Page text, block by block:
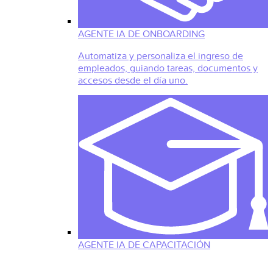
AGENTE IA DE ONBOARDING
Automatiza y personaliza el ingreso de
empleados, guiando tareas, documentos y
accesos desde el día uno.
AGENTE IA DE CAPACITACIÓN